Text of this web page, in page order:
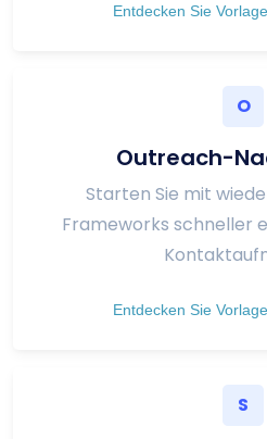
Entdecken Sie
O
Outreach-
Starten Sie mit
Frameworks schneller
Entdecken Sie
S